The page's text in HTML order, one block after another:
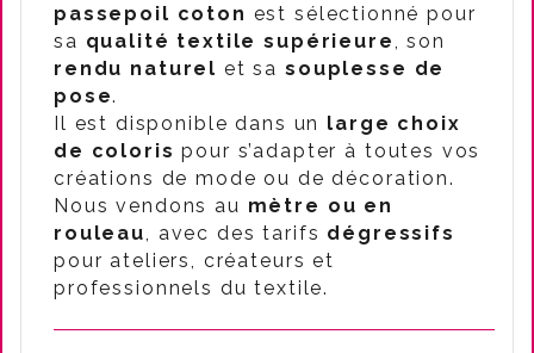
passepoil coton est sélectionné pour
sa qualité textile supérieure
, son
rendu naturel et sasouplesse de
pose.
Il est disponible dans un large choix
de coloris pour s’adapter à toutes vos
créations de mode ou de décoration.
Nous vendons au mètre ou en
rouleau
, avec des tarifs dégressifs
pour ateliers, créateurs et
professionnels du textile.